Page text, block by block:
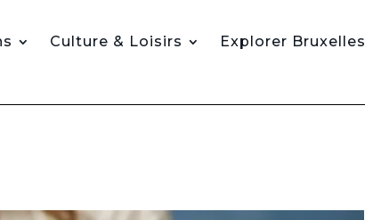
Culture & Loisirs Explorer Bruxelles